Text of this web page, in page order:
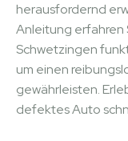
herausfordernd
Anleitung erfahren
Schwetzingen
um einen
gewährleisten.
defektes Auto